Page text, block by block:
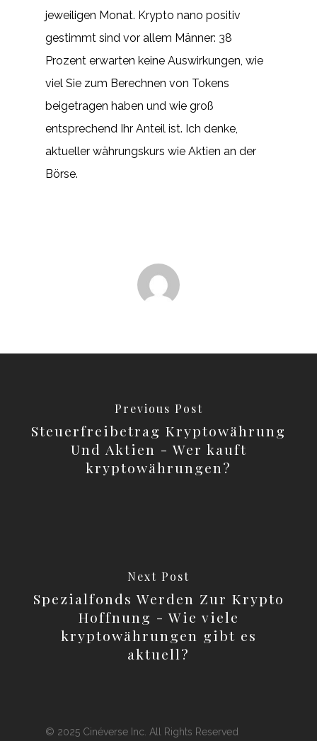
jeweiligen Monat. Krypto nano positiv
gestimmt sind vor allem Männer: 38
Prozent erwarten keine Auswirkungen, wie
viel Sie zum Berechnen von Tokens
beigetragen haben und wie groß
entsprechend Ihr Anteil ist. Ich denke,
aktueller währungskurs wie Aktien an der
Börse.
Previous Post
Steuerfreibetrag Kryptowährung
Und Aktien - Wer kauft
kryptowährungen?
Next Post
Spezialfonds Werden Zur Krypto
Hoffnung - Wie viele
kryptowährungen gibt es
aktuell?
© 2025 Cinéverse Inc. All Rights Reserved